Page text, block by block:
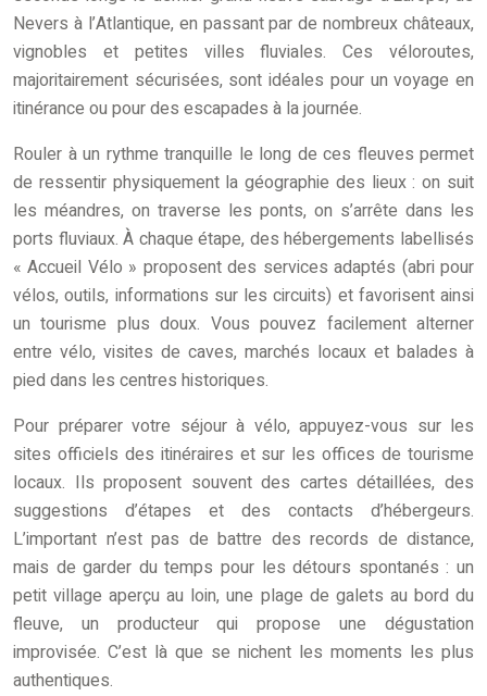
Nevers à l’Atlantique, en passant par de nombreux châteaux,
vignobles et petites villes fluviales. Ces véloroutes,
majoritairement sécurisées, sont idéales pour un voyage en
itinérance ou pour des escapades à la journée.
Rouler à un rythme tranquille le long de ces fleuves permet
de ressentir physiquement la géographie des lieux : on suit
les méandres, on traverse les ponts, on s’arrête dans les
ports fluviaux. À chaque étape, des hébergements labellisés
« Accueil Vélo » proposent des services adaptés (abri pour
vélos, outils, informations sur les circuits) et favorisent ainsi
un tourisme plus doux. Vous pouvez facilement alterner
entre vélo, visites de caves, marchés locaux et balades à
pied dans les centres historiques.
Pour préparer votre séjour à vélo, appuyez-vous sur les
sites officiels des itinéraires et sur les offices de tourisme
locaux. Ils proposent souvent des cartes détaillées, des
suggestions d’étapes et des contacts d’hébergeurs.
L’important n’est pas de battre des records de distance,
mais de garder du temps pour les détours spontanés : un
petit village aperçu au loin, une plage de galets au bord du
fleuve, un producteur qui propose une dégustation
improvisée. C’est là que se nichent les moments les plus
authentiques.